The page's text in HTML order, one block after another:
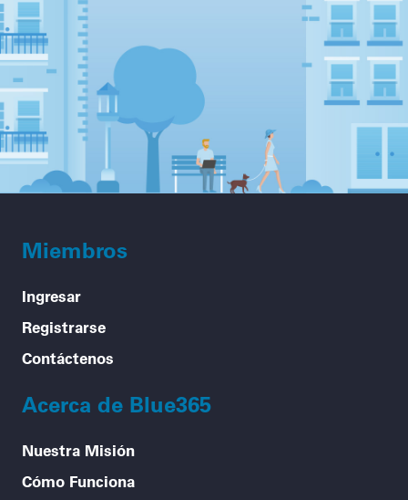
Miembros
Ingresar
Registrarse
Contáctenos
Acerca de Blue365
Nuestra Misión
Cómo Funciona